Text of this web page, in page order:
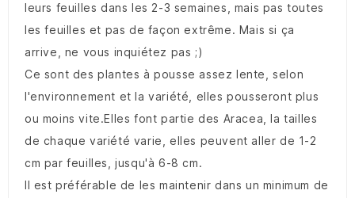
leurs feuilles dans les 2-3 semaines, mais pas toutes
les feuilles et pas de façon extrême. Mais si ça
arrive, ne vous inquiétez pas ;)
Ce sont des plantes à pousse assez lente, selon
l'environnement et la variété, elles pousseront plus
ou moins vite.Elles font partie des Aracea, la tailles
de chaque variété varie, elles peuvent aller de 1-2
cm par feuilles, jusqu'à 6-8 cm.
Il est préférable de les maintenir dans un minimum de